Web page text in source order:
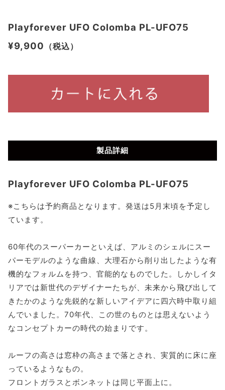
Playforever UFO Colomba PL-UFO75
¥9,900 （税込）
製品詳細
Playforever UFO Colomba PL-UFO75
※こちらは予約商品となります。発送は5月末頃を予定し
ています。
60年代のスーパーカーといえば、アルミのシェルにスー
パーモデルのような曲線、大理石から削り出したような有
機的なフォルムを持つ、官能的なものでした。しかしイタ
リアでは新世代のデザイナーたちが、未来から飛び出して
きたかのような先鋭的な新しいアイデアに四六時中取り組
んでいました。70年代、この世のものとは思えないよう
なコンセプトカーの時代の始まりです。
ルーフの高さは窓枠の高さまで落とされ、実質的に床に座
っているようなもの。
フロントガラスとボンネットは同じ平面上に。